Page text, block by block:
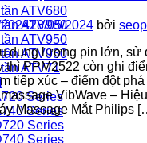
ATV680
ATV980
ATV950
ATV930
ATV71
Series
Series
Series
Series
28/05/2024 bởi
dung lượng pin lớn, sử
thì PPM2522 còn ghi
tiếp xúc – điểm đột
VibWave –
Massage Mắt Philips